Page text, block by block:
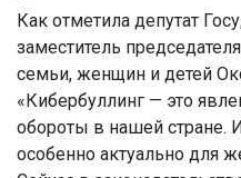
Как отметила депутат
заместитель
семьи, женщин и детей
«Кибербуллинг — это
обороты в нашей стране.
особенно актуально для